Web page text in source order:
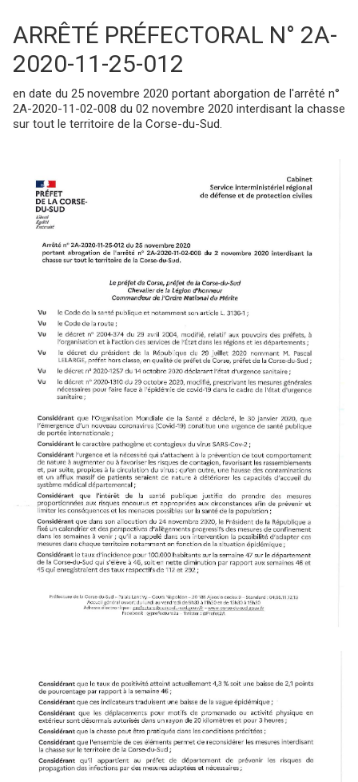
ARRÊTÉ PRÉFECTORAL N° 2A-
2020-11-25-012
en date du 25 novembre 2020 portant aborgation de l'arrêté n°
2A-2020-11-02-008 du 02 novembre 2020 interdisant la chasse
sur tout le territoire de la Corse-du-Sud.